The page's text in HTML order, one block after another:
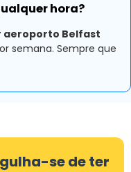
hora?
aeroporto Belfast
semana. Sempre que
se de ter